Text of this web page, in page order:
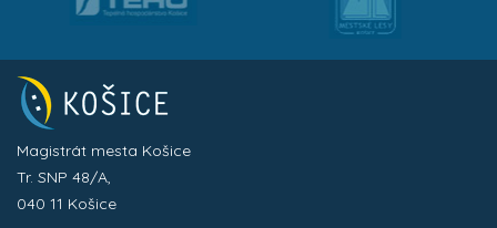
Magistrát mesta Košice
Tr. SNP 48/A,
040 11 Košice